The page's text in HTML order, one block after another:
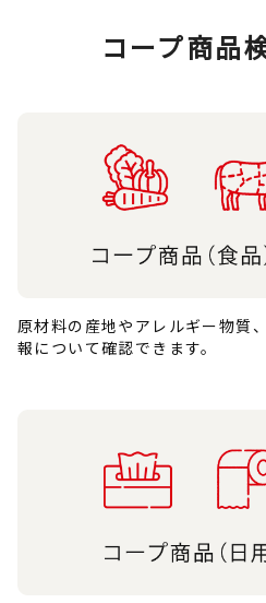
コープ商品
原材料の産地やアレルギー物質
報について確認できます。